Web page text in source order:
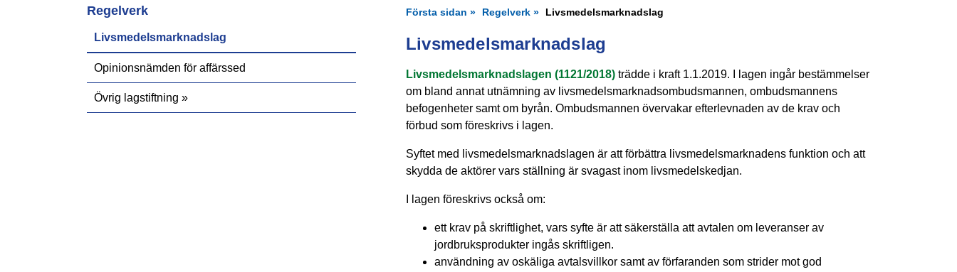
Regelverk
Livsmedelsmarknadslag
Opinionsnämden för affärssed
Övrig lagstiftning
Första sidan Regelverk Livsmedelsmarknadslag
Livsmedelsmarknadslag
Livsmedelsmarknadslagen (1121/2018)trädde i kraft 1.1.2019. I lagen ingår bestämmelser
om bland annat utnämning av livsmedelsmarknadsombudsmannen, ombudsmannens
befogenheter samt om byrån. Ombudsmannen övervakar efterlevnaden av de krav och
förbud som föreskrivs i lagen.
Syftet med livsmedelsmarknadslagen är att förbättra livsmedelsmarknadens funktion och att
skydda de aktörer vars ställning är svagast inom livsmedelskedjan.
I lagen föreskrivs också om:
ett krav på skriftlighet, vars syfte är att säkerställa att avtalen om leveranser av
jordbruksprodukter ingås skriftligen.
användning av oskäliga avtalsvillkor samt av förfaranden som strider mot god